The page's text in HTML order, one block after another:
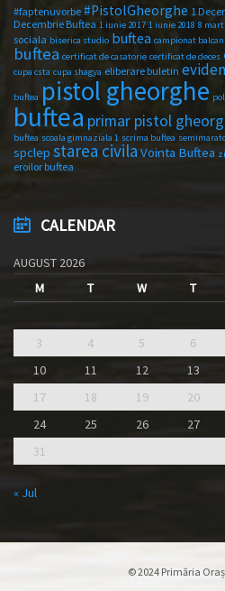
#faptenuvorbe #PistolGheorghe 1
Decembrie Buftea 1 iunie 2017 1 iunie 2018 8
sociala biserica studio buftea campionat
buftea certificat de casatorie certificat de deces
cupa csta cupa shagya eliberare buletin
buftea pistol gheorghe
buftea primar pistol
buftea scoala gimnaziala 1 scrima buftea
spclep starea civila Vointa Buftea
eroilor buftea
CALENDAR
AUGUST 2026
M
T W T
3
4 5 6
10
11 12 13
17
18 19 20
24
25 26 27
31
« Jul
© 2024 Primăria